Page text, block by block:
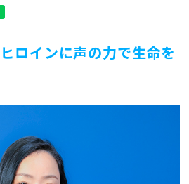
ロインに声の力で生命を